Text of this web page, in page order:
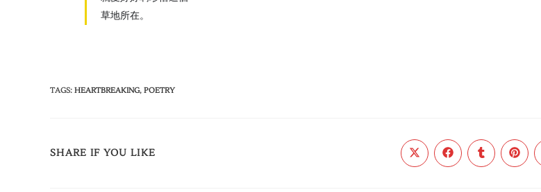
草地所在。
TAGS: HEARTBREAKING, POETRY
SHARE IF YOU LIKE